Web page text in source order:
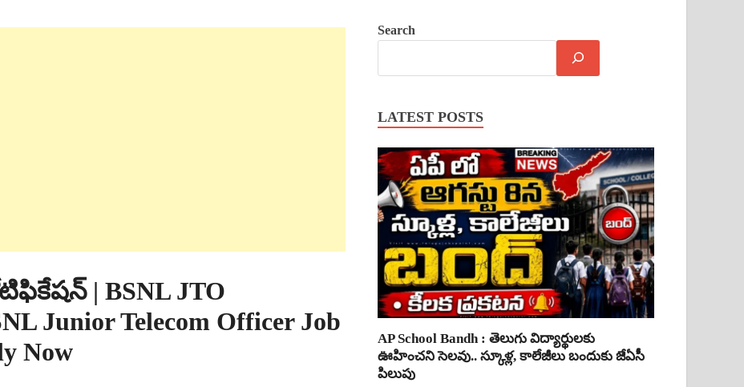
| BSNL JTO
Junior Telecom Officer Job
Now
Search
LATEST POSTS
AP School Bandh : తెలుగు విద్యార్థులకు
ఊహించని సెలవు.. స్కూళ్ల, కాలేజీలు బందుకు జేఏసీ
పిలుపు